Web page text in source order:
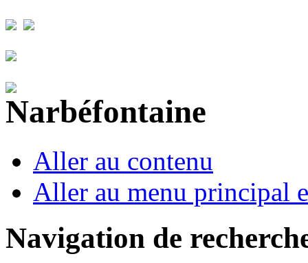
Aller au contenu
Aller au menu principal
Navigation de